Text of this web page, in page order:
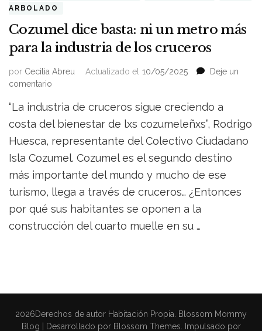
ARBOLADO
Cozumel dice basta: ni un metro más
para la industria de los cruceros
por Cecilia Abreu Actualizado el 10/05/2025
Deje un
comentario
dice
basta:
un
metro
más
para
la
industria
los
“La industria de cruceros sigue creciendo a
costa del bienestar de lxs cozumeleñxs”, Rodrigo
Huesca, representante del Colectivo Ciudadano
Isla Cozumel. Cozumel es el segundo destino
más importante del mundo y mucho de ese
turismo, llega a través de cruceros… ¿Entonces
por qué sus habitantes se oponen a la
construcción del cuarto muelle en su …
2026Derechos de autor Habitación Propia
Blossom Mommy
Blog | Desarrollado porBlossom Themes . Impulsado por